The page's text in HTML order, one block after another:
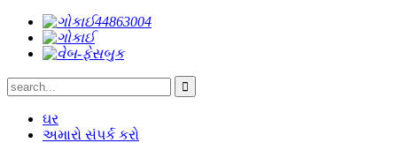
ઘર
અમારો સંપર્ક કરો